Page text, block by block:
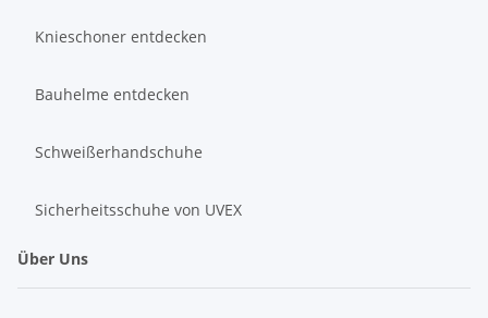
Knieschoner entdecken
Bauhelme entdecken
Schweißerhandschuhe
Sicherheitsschuhe von UVEX
Über Uns